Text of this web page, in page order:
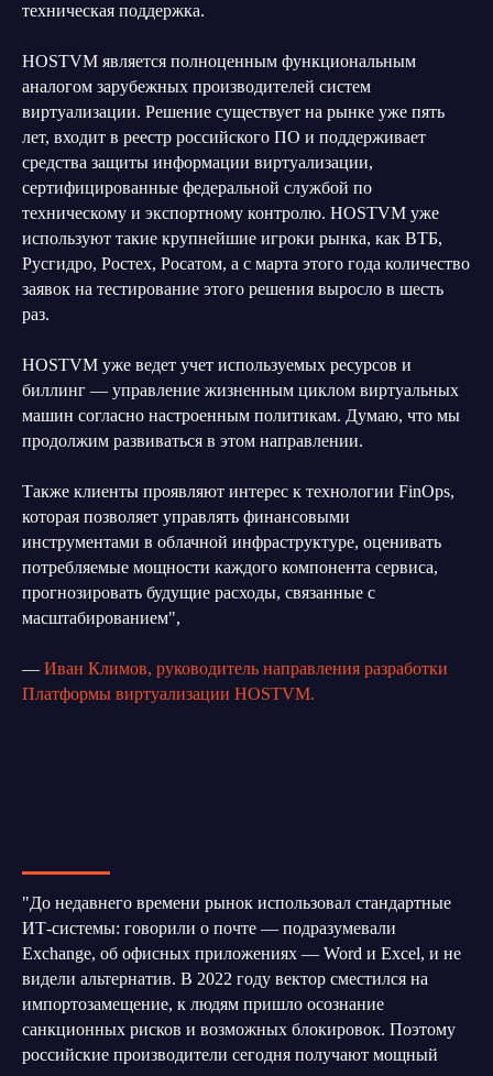
техническая поддержка.
HOSTVM является полноценным функциональным
аналогом зарубежных производителей систем
виртуализации. Решение существует на рынке уже пять
лет, входит в реестр российского ПО и поддерживает
средства защиты информации виртуализации,
сертифицированные федеральной службой по
техническому и экспортному контролю. HOSTVM уже
используют такие крупнейшие игроки рынка, как ВТБ,
Русгидро, Ростех, Росатом, а с марта этого года количество
заявок на тестирование этого решения выросло в шесть
раз.
HOSTVM уже ведет учет используемых ресурсов и
биллинг — управление жизненным циклом виртуальных
машин согласно настроенным политикам. Думаю, что мы
продолжим развиваться в этом направлении.
Также клиенты проявляют интерес к технологии FinOps,
которая позволяет управлять финансовыми
инструментами в облачной инфраструктуре, оценивать
потребляемые мощности каждого компонента сервиса,
прогнозировать будущие расходы, связанные с
масштабированием",
— Иван Климов, руководитель направления разработки
Платформы виртуализации HOSTVM.
"До недавнего времени рынок использовал стандартные
ИТ-системы: говорили о почте — подразумевали
Exchange, об офисных приложениях — Word и Excel, и не
видели альтернатив. В 2022 году вектор сместился на
импортозамещение, к людям пришло осознание
санкционных рисков и возможных блокировок. Поэтому
российские производители сегодня получают мощный